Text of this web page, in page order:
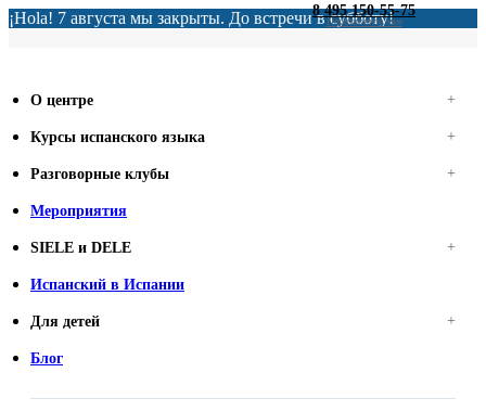
¡Hola! 7 августа мы закрыты. До встречи в субботу!
8 495 150-55-75
Перезвоните мне
О центре
Курсы испанского языка
Разговорные клубы
Мероприятия
SIELE и DELE
Испанский в Испании
Для детей
Блог